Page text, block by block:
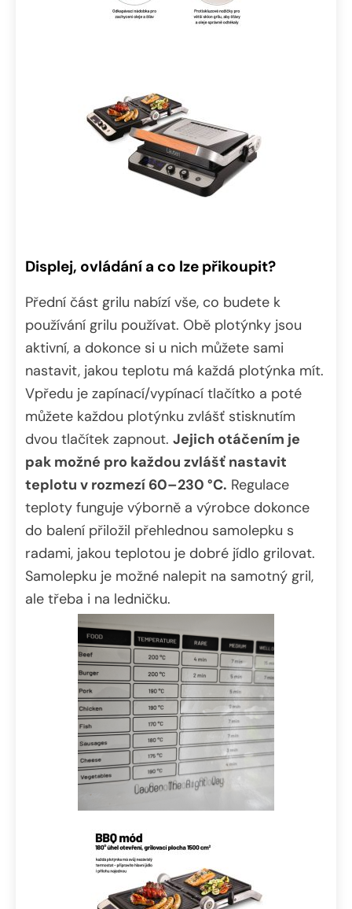
Displej, ovládání a co lze přikoupit?
Přední část grilu nabízí vše, co budete k
používání grilu používat. Obě plotýnky jsou
aktivní, a dokonce si u nich můžete sami
nastavit, jakou teplotu má každá plotýnka mít.
Vpředu je zapínací/vypínací tlačítko a poté
můžete každou plotýnku zvlášť stisknutím
dvou tlačítek zapnout. Jejich otáčením je
pak možné pro každou zvlášť nastavit
teplotu v rozmezí 60–230 °C. Regulace
teploty funguje výborně a výrobce dokonce
do balení přiložil přehlednou samolepku s
radami, jakou teplotou je dobré jídlo grilovat.
Samolepku je možné nalepit na samotný gril,
ale třeba i na ledničku.